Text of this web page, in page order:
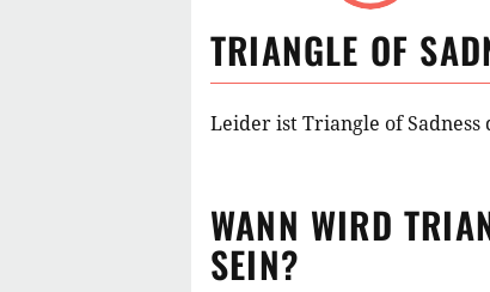
TRIANGLE OF
Leider ist Triangle of
WANN WIRD
SEIN?